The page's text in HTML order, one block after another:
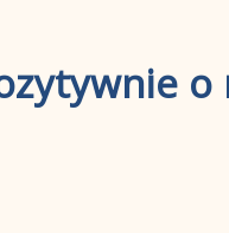
o